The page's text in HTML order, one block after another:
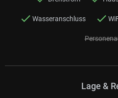
Wasseranschluss
Lage &